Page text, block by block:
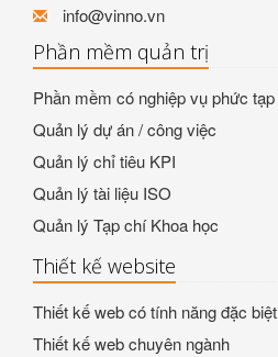
info@vinno.vn
Phần mềm quản trị
Phần mềm có nghiệp vụ phức tạp
Quản lý dự án / công việc
Quản lý chỉ tiêu KPI
Quản lý tài liệu ISO
Quản lý Tạp chí Khoa học
Thiết kế website
Thiết kế web có tính năng đặc biệt
Thiết kế web chuyên ngành